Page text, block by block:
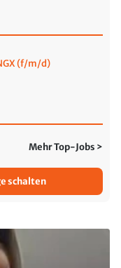
(f/m/d)
Mehr Top-Jobs >
schalten